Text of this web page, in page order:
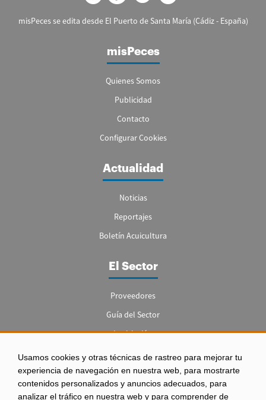
Usamos cookies y otras técnicas de rastreo para mejorar tu
experiencia de navegación en nuestra web, para mostrarte
contenidos personalizados y anuncios adecuados, para
analizar el tráfico en nuestra web y para comprender de
misPeces se edita desde El Puerto de Santa María (Cádiz - España)
misPeces
Quienes Somos
Publicidad
Contacto
Configurar Cookies
Actualidad
Noticias
Reportajes
Boletín Acuicultura
El Sector
Proveedores
Guía del Sector
Legislación
Empleo